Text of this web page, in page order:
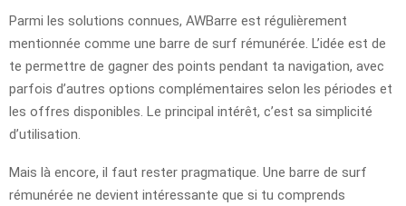
Parmi les solutions connues, AWBarre est régulièrement
mentionnée comme une barre de surf rémunérée. L’idée est de
te permettre de gagner des points pendant ta navigation, avec
parfois d’autres options complémentaires selon les périodes et
les offres disponibles. Le principal intérêt, c’est sa simplicité
d’utilisation.
Mais là encore, il faut rester pragmatique. Une barre de surf
rémunérée ne devient intéressante que si tu comprends